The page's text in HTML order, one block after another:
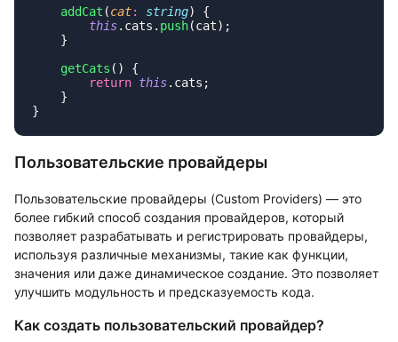
    addCat
(cat: string
        this
.cats. push
    getCats
        return
this
Пользовательские провайдеры
Пользовательские провайдеры (Custom Providers) — это
более гибкий способ создания провайдеров, который
позволяет разрабатывать и регистрировать провайдеры,
используя различные механизмы, такие как функции,
значения или даже динамическое создание. Это позволяет
улучшить модульность и предсказуемость кода.
Как создать пользовательский провайдер?